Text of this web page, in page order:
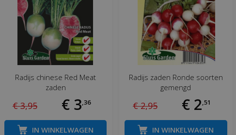
Radijs chinese Red Meat
zaden
€ 3,95 € 3 36
IN WINKELWAGEN
Radijs zaden Ronde soorten
gemengd
€ 2,95 € 2 ,51
IN WINKELWAGEN